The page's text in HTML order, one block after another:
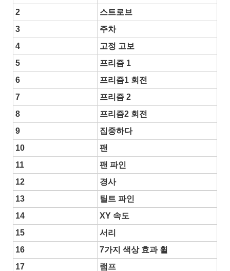
2
스트로브
3
주차
4
고정 고보
5
프리즘 1
6
프리즘1 회전
7
프리즘 2
8
프리즘2 회전
9
집중하다
10
팬
11
팬 파인
12
경사
13
틸트 파인
14
XY 속도
15
서리
16
7가지 색상 효과 휠
17
램프